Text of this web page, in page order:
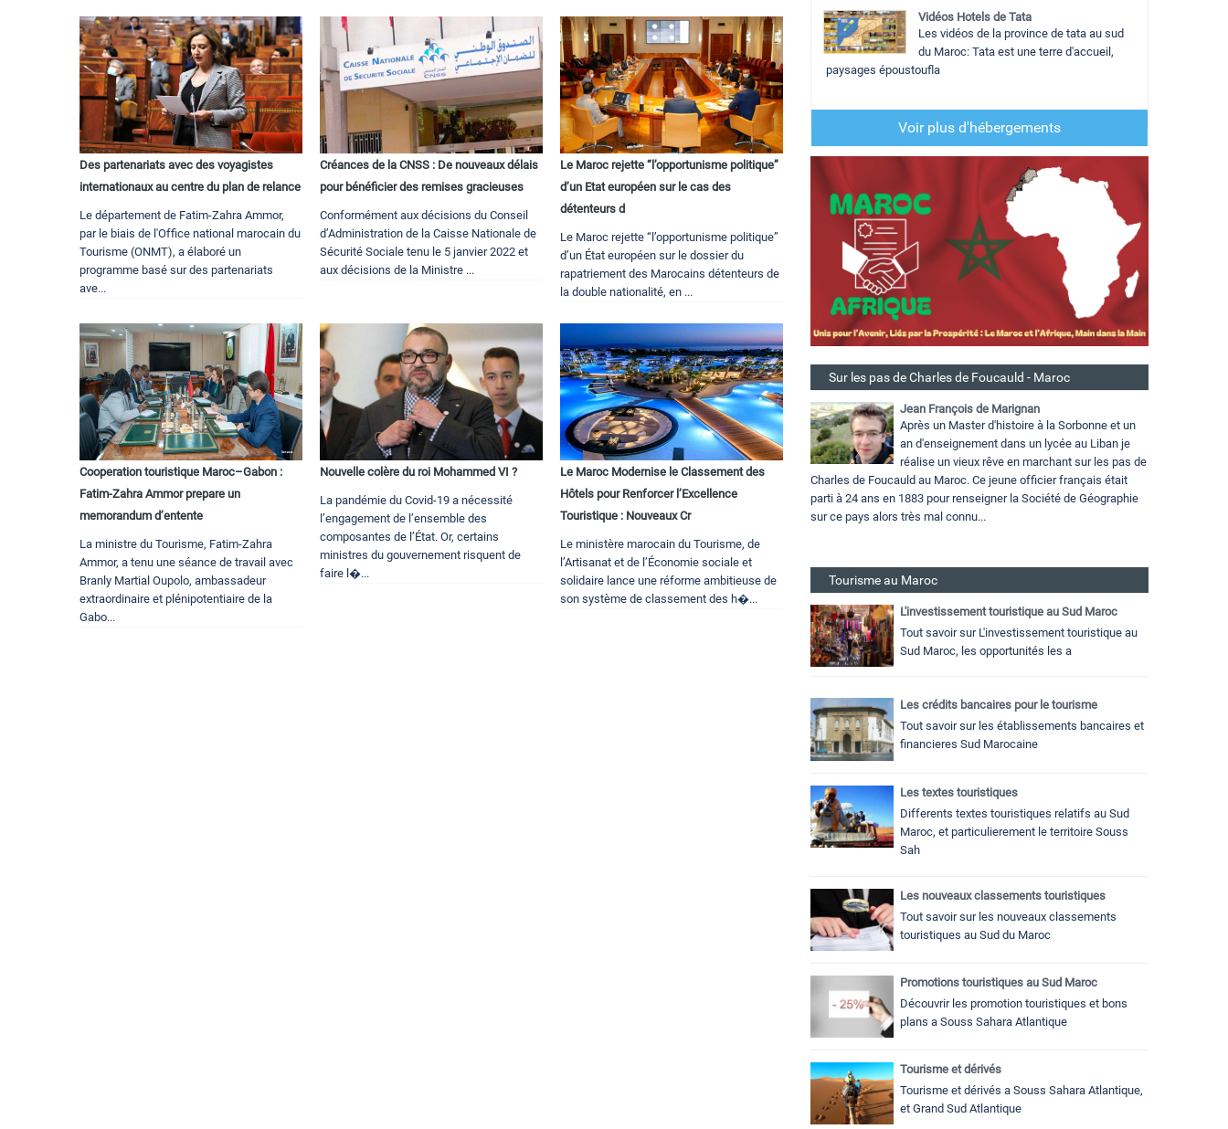
Des partenariats avec des voyagistes
internationaux au centre du plan de relance
Le département de Fatim-Zahra Ammor,
par le biais de l'Office national marocain du
Tourisme (ONMT), a élaboré un
programme basé sur des partenariats
ave...
Créances de la CNSS : De nouveaux délais
pour bénéficier des remises gracieuses
Conformément aux décisions du Conseil
d’Administration de la Caisse Nationale de
Sécurité Sociale tenu le 5 janvier 2022 et
aux décisions de la Ministre ...
Le Maroc rejette “l’opportunisme politique”
d’un Etat européen sur le cas des
détenteurs d
Le Maroc rejette “l’opportunisme politique”
d’un État européen sur le dossier du
rapatriement des Marocains détenteurs de
la double nationalité, en ...
Cooperation touristique Maroc–Gabon :
Fatim-Zahra Ammor prepare un
memorandum d’entente
La ministre du Tourisme, Fatim-Zahra
Ammor, a tenu une séance de travail avec
Branly Martial Oupolo, ambassadeur
extraordinaire et plénipotentiaire de la
Gabo...
Nouvelle colère du roi Mohammed VI ?
La pandémie du Covid-19 a nécessité
l’engagement de l’ensemble des
composantes de l’État. Or, certains
ministres du gouvernement risquent de
faire l�...
Le Maroc Modernise le Classement des
Hôtels pour Renforcer l’Excellence
Touristique : Nouveaux Cr
Le ministère marocain du Tourisme, de
l’Artisanat et de l’Économie sociale et
solidaire lance une réforme ambitieuse de
son système de classement des h�...
Vidéos Hotels de Tata
Les vidéos de la province de tata au sud
du Maroc: Tata est une terre d'accueil,
paysages époustoufla
Voir plus d'hébergements
Sur les pas de Charles de Foucauld - Maroc
Jean François de Marignan
Après un Master d'histoire à la Sorbonne et un
an d'enseignement dans un lycée au Liban je
réalise un vieux rêve en marchant sur les pas de
Charles de Foucauld au Maroc. Ce jeune officier français était
parti à 24 ans en 1883 pour renseigner la Société de Géographie
sur ce pays alors très mal connu...
Tourisme au Maroc
L'investissement touristique au Sud Maroc
Tout savoir sur L'investissement touristique au
Sud Maroc, les opportunités les a
Les crédits bancaires pour le tourisme
Tout savoir sur les établissements bancaires et
financieres Sud Marocaine
Les textes touristiques
Differents textes touristiques relatifs au Sud
Maroc, et particulierement le territoire Souss
Sah
Les nouveaux classements touristiques
Tout savoir sur les nouveaux classements
touristiques au Sud du Maroc
Promotions touristiques au Sud Maroc
Découvrir les promotion touristiques et bons
plans a Souss Sahara Atlantique
Tourisme et dérivés
Tourisme et dérivés a Souss Sahara Atlantique,
et Grand Sud Atlantique